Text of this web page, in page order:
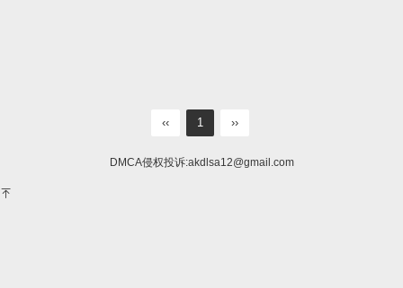
‹‹ 1 ››
DMCA侵权投诉:akdlsa12@gmail.com